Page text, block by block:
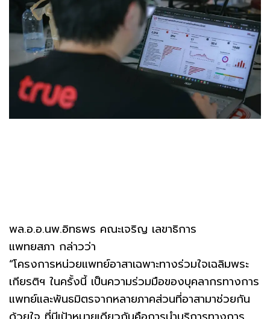
พล.อ.อ.นพ.อิทธพร คณะเจริญ เลขาธิการ
แพทยสภา กล่าวว่า
“โครงการหน่วยแพทย์อาสาเฉพาะทางร่วมใจเฉลิมพระ
เกียรติฯ ในครั้งนี้ เป็นความร่วมมือของบุคลากรทางการ
แพทย์และพันธมิตรจากหลายภาคส่วนที่อาสามาช่วยกัน